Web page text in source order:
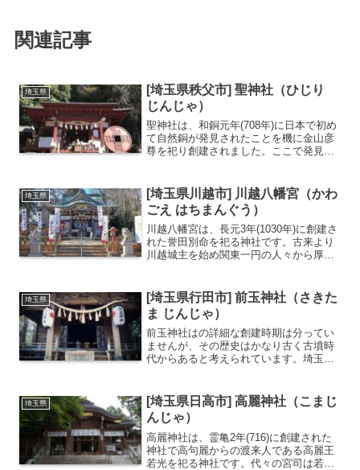
関連記事
埼玉県
[埼玉県秩父市] 聖神社（ひじり
じんじゃ）
聖神社は、和銅元年(708年)に日本で初め
て自然銅が発見されたことを機に金山彦
尊を祀り創建されました。ここで発見さ
最初の流通貨幣「和同開珎」が発行され
ています。地元では...
埼玉県
[埼玉県川越市] 川越八幡宮（かわ
ごえ はちまんぐう）
川越八幡宮は、長元3年(1030年)に創建さ
れた誉田別命を祀る神社です。古来より
川越城主を始め関東一円の人々から厚く
は、健康と勝負の神様と知られ、「厄
除・安産・合格祈願...
埼玉県
[埼玉県行田市] 前玉神社（さきた
ま じんじゃ）
前玉神社はの詳細な創建時期は分ってい
ませんが、その歴史はかなり古く古墳時
代からあると考えられています。埼玉古
きたまひめのみこと)と前玉彦命(さきた
まひこのみこと)は、...
埼玉県
[埼玉県日高市] 高麗神社（こまじ
んじゃ）
高麗神社は、霊亀2年(716)に創建された
神社で高句麗からの渡来人である高麗王
若光を祀る神社です。代々の宮司は若光